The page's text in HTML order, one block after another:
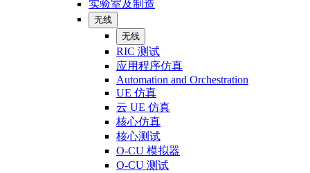
实验室及制造
无线
无线
RIC 测试
应用程序仿真
Automation and Orchestration
UE 仿真
云 UE 仿真
核心仿真
核心测试
O-CU 模拟器
O-CU 测试